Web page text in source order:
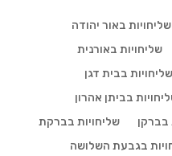
שליחויות באור יהודה
שליחויות באורנית
שליחויות בבית דגן
בביתן אהרון
בברקן
שליחויות בברקת
בגבעת השלושה